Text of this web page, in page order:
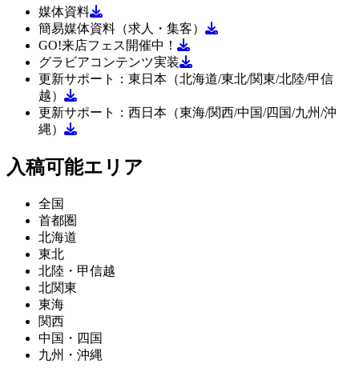
媒体資料
簡易媒体資料（求人・集客）
GO!来店フェス開催中！
グラビアコンテンツ実装
更新サポート：東日本（北海道/東北/関東/北陸/甲信
越）
更新サポート：西日本（東海/関西/中国/四国/九州/沖
縄）
入稿可能エリア
全国
首都圏
北海道
東北
北陸・甲信越
北関東
東海
関西
中国・四国
九州・沖縄